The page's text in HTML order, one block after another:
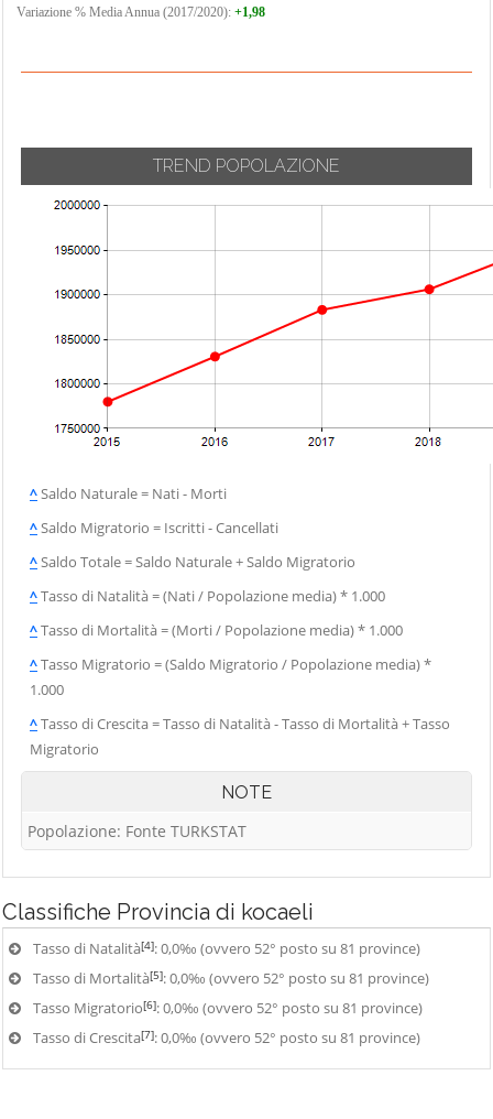
Variazione % Media Annua (2017/2020): +1,98
TREND POPOLAZIONE
^Saldo Naturale = Nati - Morti
^Saldo Migratorio = Iscritti - Cancellati
^Saldo Totale = Saldo Naturale + Saldo Migratorio
^Tasso di Natalità = (Nati / Popolazione media) * 1.000
^Tasso di Mortalità = (Morti / Popolazione media) * 1.000
^Tasso Migratorio = (Saldo Migratorio / Popolazione media) *
1.000
^Tasso di Crescita = Tasso di Natalità - Tasso di Mortalità + Tasso
Migratorio
NOTE
Popolazione: Fonte TURKSTAT
Classifiche Provincia di kocaeli
Tasso di Natalità[4]: 0,0‰ (ovvero 52° posto su 81 province)
Tasso di Mortalità[5]: 0,0‰ (ovvero 52° posto su 81 province)
Tasso Migratorio[6]: 0,0‰ (ovvero 52° posto su 81 province)
Tasso di Crescita[7]: 0,0‰ (ovvero 52° posto su 81 province)